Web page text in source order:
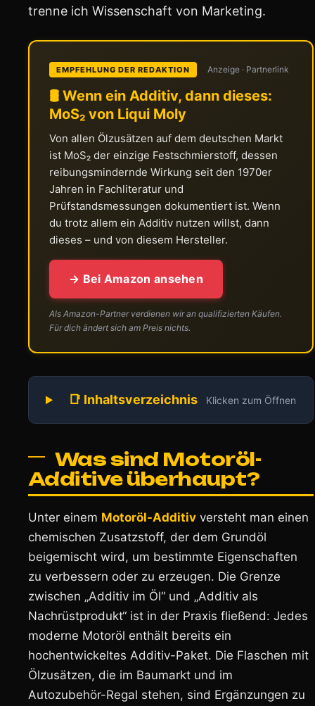
trenne ich Wissenschaft von Marketing.
EMPFEHLUNG DER REDAKTION Anzeige · Partnerlink
🛢️ Wenn ein Additiv, dann dieses:
MoS₂ von Liqui Moly
Von allen Ölzusätzen auf dem deutschen Markt
ist MoS₂ der einzige Festschmierstoff, dessen
reibungsmindernde Wirkung seit den 1970er
Jahren in Fachliteratur und
Prüfstandsmessungen dokumentiert ist. Wenn
du trotz allem ein Additiv nutzen willst, dann
dieses – und von diesem Hersteller.
→ Bei Amazon ansehen
Als Amazon-Partner verdienen wir an qualifizierten Käufen.
Für dich ändert sich am Preis nichts.
📑 Inhaltsverzeichnis Klicken zum Öffnen
Was sind Motoröl-
Additive überhaupt?
Unter einem Motoröl-Additiv versteht man einen
chemischen Zusatzstoff, der dem Grundöl
beigemischt wird, um bestimmte Eigenschaften
zu verbessern oder zu erzeugen. Die Grenze
zwischen „Additiv im Öl“ und „Additiv als
Nachrüstprodukt“ ist in der Praxis fließend: Jedes
moderne Motoröl enthält bereits ein
hochentwickeltes Additiv-Paket. Die Flaschen mit
Ölzusätzen, die im Baumarkt und im
Autozubehör-Regal stehen, sind Ergänzungen zu